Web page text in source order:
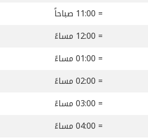
= 11:00 صباحاً
= 12:00 مساءً
= 01:00 مساءً
= 02:00 مساءً
= 03:00 مساءً
= 04:00 مساءً